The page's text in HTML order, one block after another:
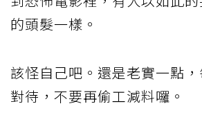
的頭髮一樣。
該怪自己吧。還是老實一點
對待，不要再偷工減料囉。